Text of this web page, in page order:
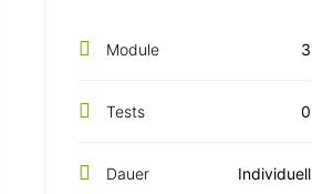
Module 3
Tests 0
Dauer Individuell